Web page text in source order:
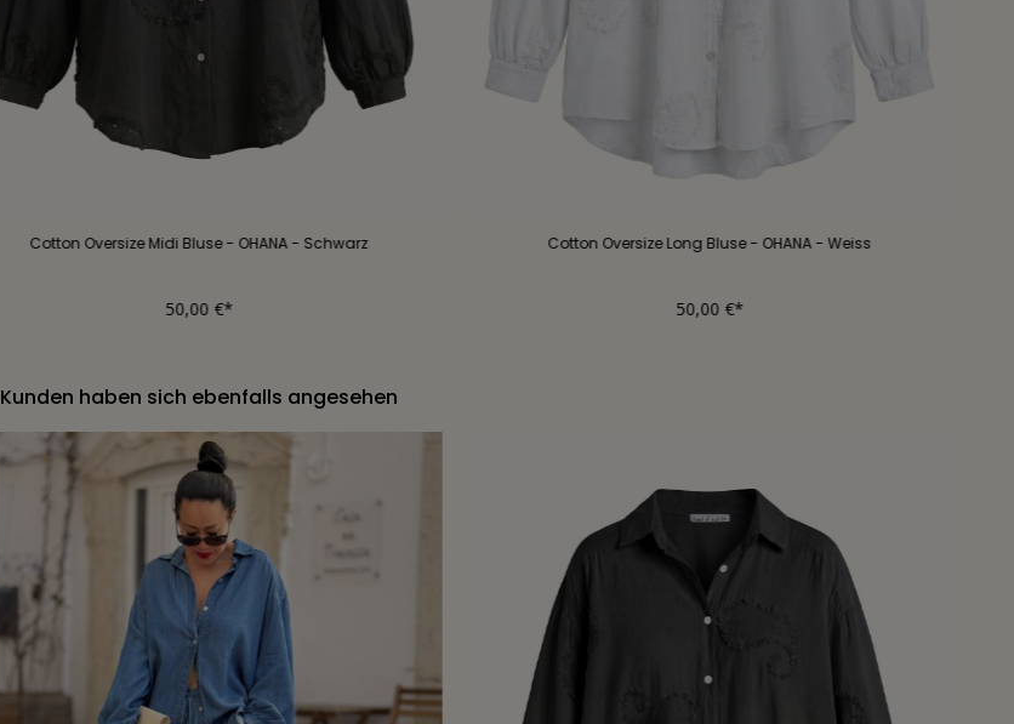
Cotton Oversize Midi Bluse - OHANA - Schwarz
50,00 €*
Cotton Oversize Long Bluse - OHANA - Weiss
50,00 €*
Kunden haben sich ebenfalls angesehen